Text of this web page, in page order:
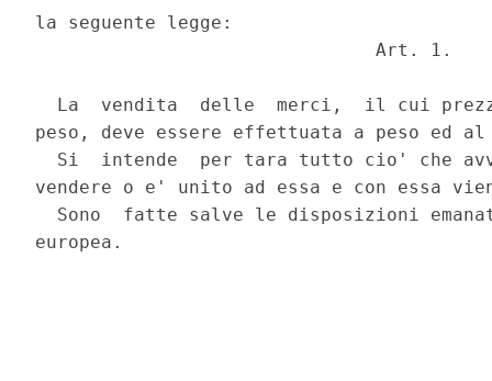
la seguente legge:
                               Art. 1.
La  vendita  delle  merci,  il cui
peso, deve essere effettuata a peso ed
Si  intende  per tara tutto cio' che
vendere o e' unito ad essa e con essa
Sono  fatte salve le disposizioni